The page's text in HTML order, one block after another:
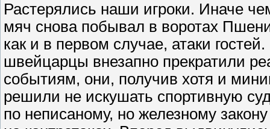
Растерялись наши игроки. Иначе
мяч снова побывал в воротах
как и в первом случае, атаки
швейцарцы внезапно прекратили
событиям, они, получив хотя и
решили не искушать спортивную
по неписаному, но железному